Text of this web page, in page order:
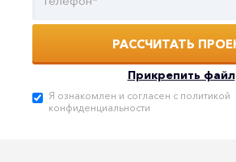
Я ознакомлен и согласен с политикой
конфиденциальности
Прикрепить файл